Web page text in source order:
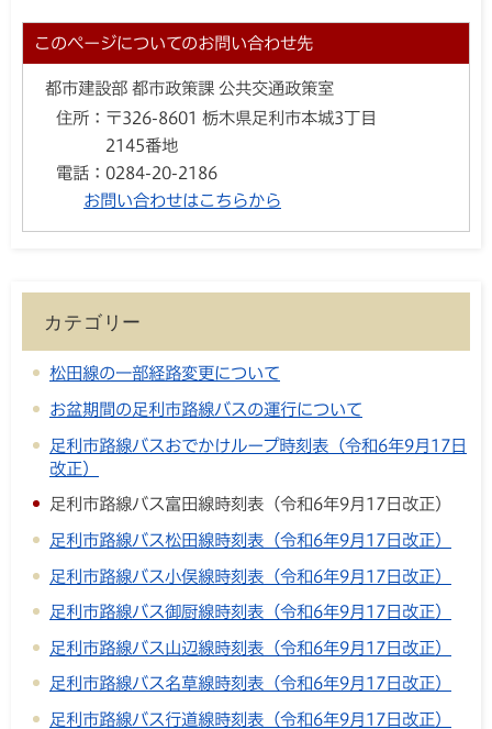
このページについてのお問い合わせ先
都市建設部 都市政策課 公共交通政策室
住所： 〒326-8601 栃木県足利市本城3丁目
2145番地
電話： 0284-20-2186
お問い合わせはこちらから
カテゴリー
松田線の一部経路変更について
お盆期間の足利市路線バスの運行について
足利市路線バスおでかけループ時刻表（令和6年9月17日
改正）
足利市路線バス富田線時刻表（令和6年9月17日改正）
足利市路線バス松田線時刻表（令和6年9月17日改正）
足利市路線バス小俣線時刻表（令和6年9月17日改正）
足利市路線バス御厨線時刻表（令和6年9月17日改正）
足利市路線バス山辺線時刻表（令和6年9月17日改正）
足利市路線バス名草線時刻表（令和6年9月17日改正）
足利市路線バス行道線時刻表（令和6年9月17日改正）